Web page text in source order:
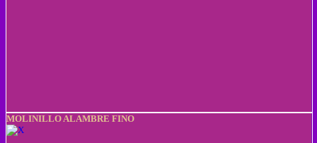
MOLINILLO ALAMBRE FINO